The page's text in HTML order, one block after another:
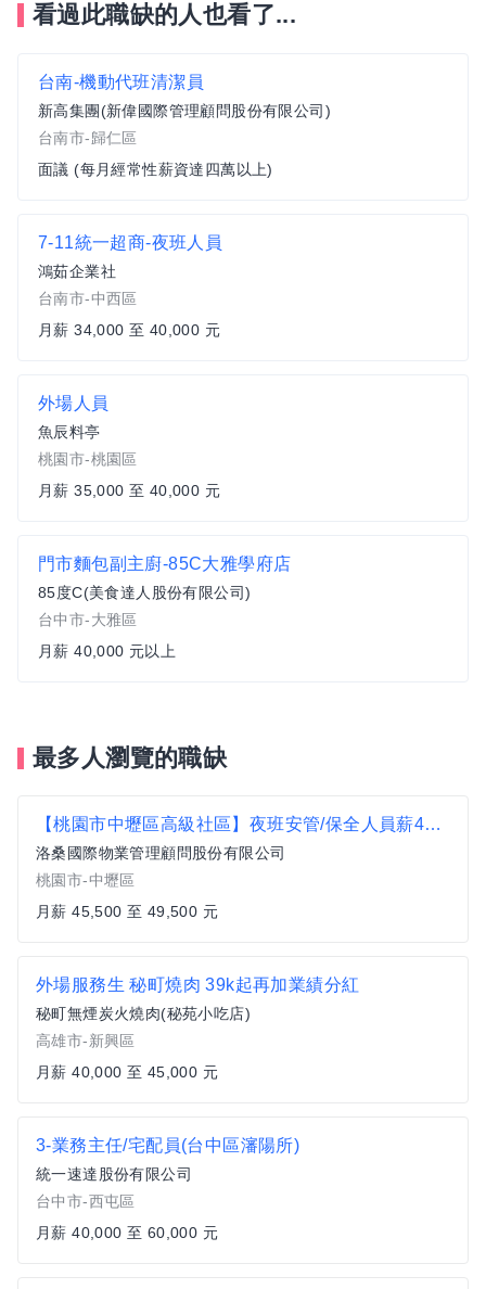
看過此職缺的人也看了...
台南-機動代班清潔員
新高集團(新偉國際管理顧問股份有限公司)
台南市-歸仁區
面議 (每月經常性薪資達四萬以上)
7-11統一超商-夜班人員
鴻茹企業社
台南市-中西區
月薪 34,000 至 40,000 元
外場人員
魚辰料亭
桃園市-桃園區
月薪 35,000 至 40,000 元
門市麵包副主廚-85C大雅學府店
85度C(美食達人股份有限公司)
台中市-大雅區
月薪 40,000 元以上
最多人瀏覽的職缺
【桃園市中壢區高級社區】夜班安管/保全人員薪45,500-49,500
洛桑國際物業管理顧問股份有限公司
桃園市-中壢區
月薪 45,500 至 49,500 元
外場服務生 秘町燒肉 39k起再加業績分紅
秘町無煙炭火燒肉(秘苑小吃店)
高雄市-新興區
月薪 40,000 至 45,000 元
3-業務主任/宅配員(台中區瀋陽所)
統一速達股份有限公司
台中市-西屯區
月薪 40,000 至 60,000 元